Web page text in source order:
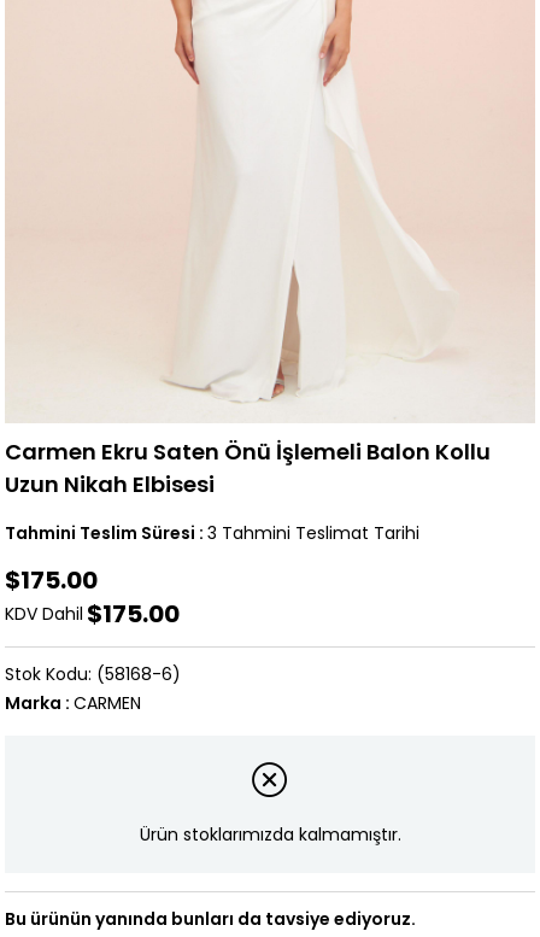
Carmen Ekru Saten Önü İşlemeli Balon Kollu
Uzun Nikah Elbisesi
Tahmini Teslim Süresi : 3 Tahmini Teslimat Tarihi
$175.00
KDV Dahil $175.00
(58168-6)
Marka : CARMEN
Ürün stoklarımızda kalmamıştır.
Bu ürünün yanında bunları da tavsiye ediyoruz.